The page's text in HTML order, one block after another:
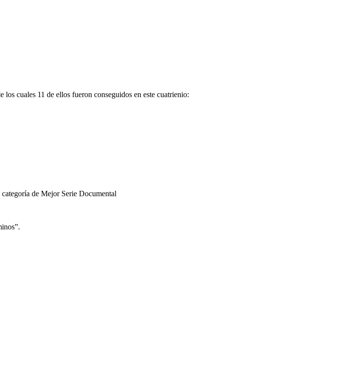
cuales 11 de ellos fueron conseguidos en este cuatrienio:
de Mejor Serie Documental